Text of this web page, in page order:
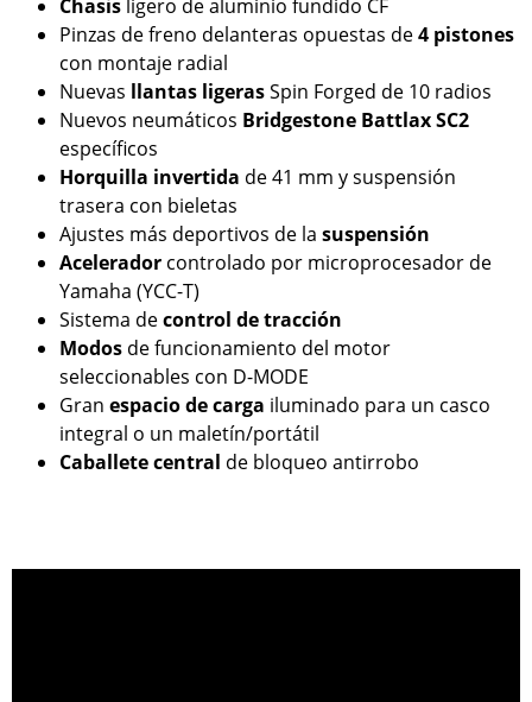
Chasis ligero de aluminio fundido CF
Pinzas de freno delanteras opuestas de4 pistones
con montaje radial
Nuevas llantas ligerasSpin Forged de 10 radios
Nuevos neumáticos Bridgestone Battlax SC2
específicos
Horquilla invertida de 41 mm y suspensión
trasera con bieletas
Ajustes más deportivos de la suspensión
Acelerador controlado por microprocesador de
Yamaha (YCC-T)
Sistema decontrol de tracción
Modos de funcionamiento del motor
seleccionables con D-MODE
Gran espacio de carga iluminado para un casco
integral o un maletín/portátil
Caballetecentral de bloqueo antirrobo